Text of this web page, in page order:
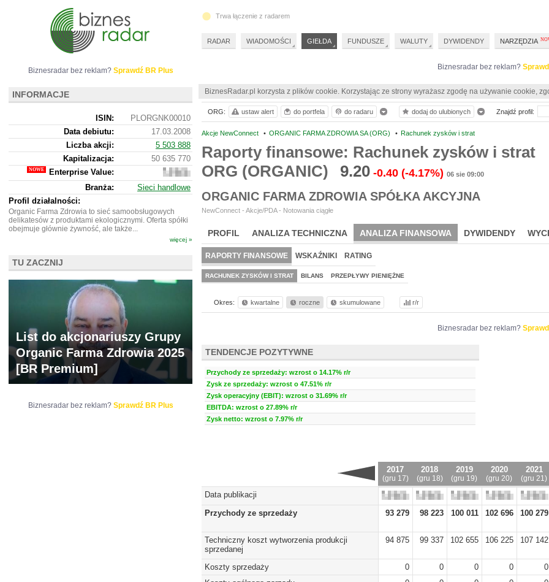
Biznesradar bez reklam?
BiznesRadar.pl korzysta z plików cookie. Korzystając ze strony wyrażasz zgodę na używanie cookie,
Akcje NewConnect • ORGANIC FARMA ZDROWIA SA (ORG) • Rachunek zysków i strat
Raporty finansowe: Rachunek zysków i strat
ORG (ORGANIC)
9.20 -0.40 (-4.17%) 06 sie 09:00
ORGANIC FARMA ZDROWIA SPÓŁKA AKCYJNA
NewConnect - Akcje/PDA - Notowania ciągłe
PROFIL ANALIZA TECHNICZNA ANALIZA FINANSOWA DYWIDENDY
RAPORTY FINANSOWE WSKAŹNIKI RATING
RACHUNEK ZYSKÓW I STRAT BILANS PRZEPŁYWY PIENIĘŻNE
Okres: kwartalne roczne skumulowane r/r
Biznesradar bez reklam?
TENDENCJE POZYTYWNE
Przychody ze sprzedaży: wzrost o 14.17% r/r
Zysk ze sprzedaży: wzrost o 47.51% r/r
Zysk operacyjny (EBIT): wzrost o 31.69% r/r
EBITDA: wzrost o 27.89% r/r
Zysk netto: wzrost o 7.97% r/r
2017
(gru 17)
2018
(gru 18)
2019
(gru 19)
2020
(gru 20)
2021
(gru 21)
Data publikacji
Przychody ze sprzedaży
93 279 98 223 100 011 102 696 100 279
Techniczny koszt wytworzenia produkcji
sprzedanej
94 875 99 337 102 655 106 225 107 142
Koszty sprzedaży 0 0 0 0
0
ORG: ustaw alert do portfela do radaru dodaj do ulubionych Znajdź profil:
Biznesradar bez reklam? Sprawdź BR Plus
INFORMACJE
ISIN:
PLORGNK00010
Data debiutu:
17.03.2008
Liczba akcji:
5 503 888
Kapitalizacja:
50 635 770
Enterprise Value:
60
243
770
Branża:
Sieci handlowe
Profil działalności:
Organic Farma Zdrowia to sieć samoobsługowych
delikatesów z produktami ekologicznymi. Oferta spółki
obejmuje głównie żywność, ale także...
więcej »
TU ZACZNIJ
List do akcjonariuszy Grupy
Organic Farma Zdrowia 2025
[BR Premium]
Biznesradar bez reklam? Sprawdź BR Plus
Trwa łączenie z radarem
RADAR WIADOMOŚCI GIEŁDA FUNDUSZE WALUTY DYWIDENDY NARZĘDZIA